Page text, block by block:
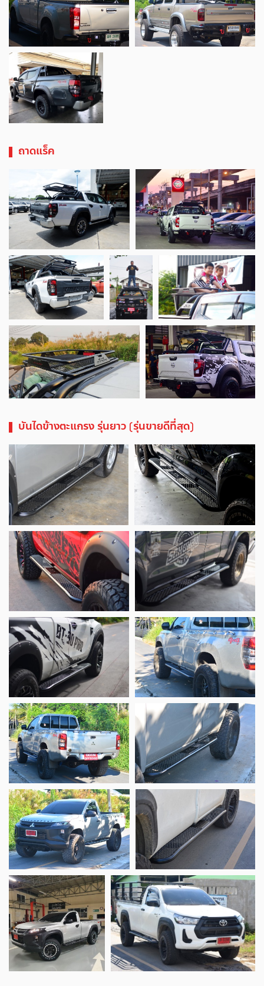
ถาดแร็ค
บันไดข้างตะแกรง รุ่นยาว (รุ่นขายดีที่สุด)